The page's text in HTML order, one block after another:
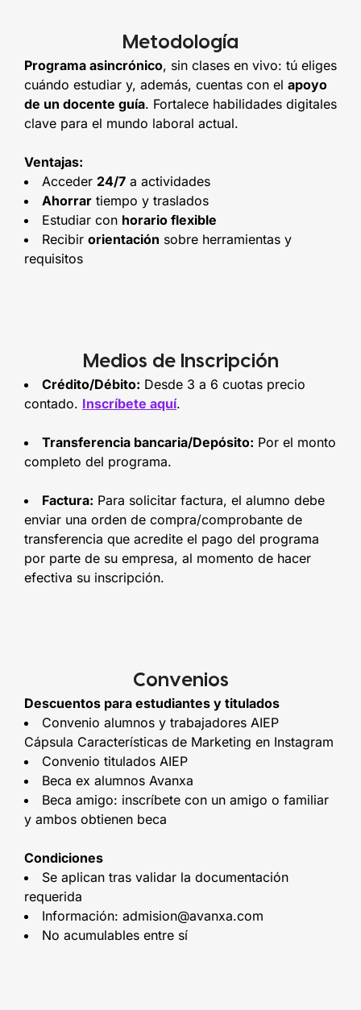
Metodología
Programa asincrónico, sin clases en vivo: tú eliges
cuándo estudiar y, además, cuentas con el apoyo
de un docente guía. Fortalece habilidades digitales
clave para el mundo laboral actual.
Ventajas:
Acceder 24/7 a actividades
Ahorrar tiempo y traslados
Estudiar con horario flexible
Recibir orientación sobre herramientas y
requisitos
Medios de Inscripción
Crédito/Débito: Desde 3 a 6 cuotas precio
contado. Inscríbete aquí.
Transferencia bancaria/Depósito: Por el monto
completo del programa.
Factura: Para solicitar factura, el alumno debe
enviar una orden de compra/comprobante de
transferencia que acredite el pago del programa
por parte de su empresa, al momento de hacer
efectiva su inscripción.
Convenios
Descuentos para estudiantes y titulados
Convenio alumnos y trabajadores AIEP
Cápsula Características de Marketing en Instagram
Convenio titulados AIEP
Beca ex alumnos Avanxa
Beca amigo: inscríbete con un amigo o familiar
y ambos obtienen beca
Condiciones
Se aplican tras validar la documentación
requerida
Información: admision@avanxa.com
No acumulables entre sí